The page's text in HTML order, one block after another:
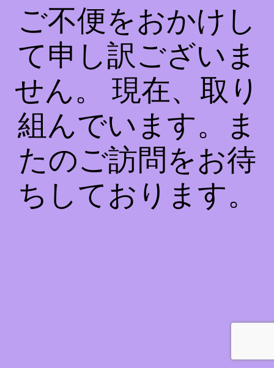
ご不便をおかけし
て申し訳ございま
せん。 現在、取り
組んでいます。ま
たのご訪問をお待
ちしております。